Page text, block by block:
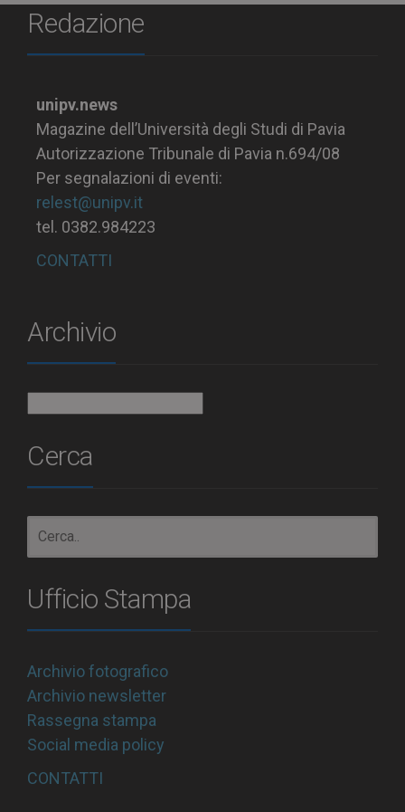
Redazione
unipv.news
Magazine dell’Università degli Studi di Pavia
Autorizzazione Tribunale di Pavia n.694/08
Per segnalazioni di eventi:
relest@unipv.it
tel. 0382.984223
CONTATTI
Archivio
Cerca
Ufficio Stampa
Archivio fotografico
Archivio newsletter
Rassegna stampa
Social media policy
CONTATTI